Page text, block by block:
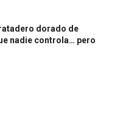
dorado de
nadie controla… pero